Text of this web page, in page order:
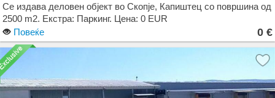
Се издава деловен објект во Скопје, Капиштец со површина од
2500 m2. Екстра: Паркинг. Цена: 0 EUR
Повеќе
0 €